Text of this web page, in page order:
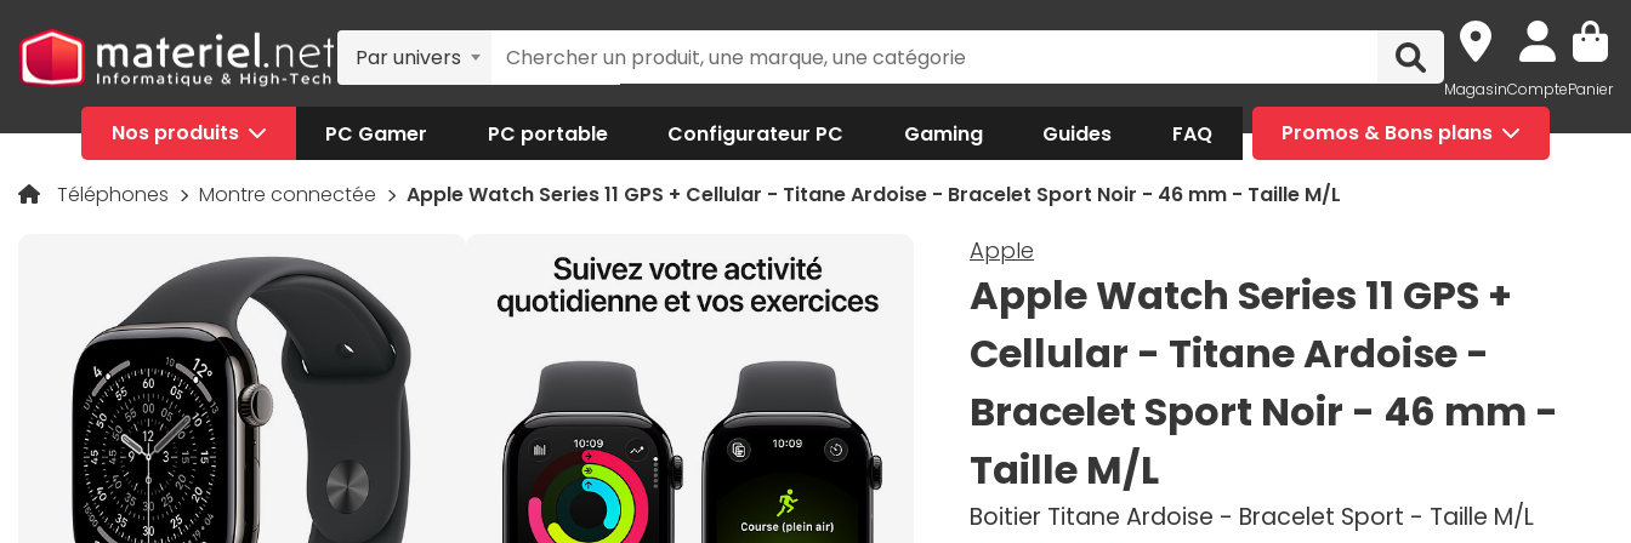
Par univers
MagasinComptePanier
Nos produits PC Gamer PC portable Configurateur PC Gaming Guides FAQ Promos & Bons plans
Téléphones Montre connectée Apple Watch Series 11 GPS + Cellular - Titane Ardoise - Bracelet Sport Noir - 46 mm - Taille M/L
Apple
Apple Watch Series 11 GPS +
Cellular - Titane Ardoise -
Bracelet Sport Noir - 46 mm -
Taille M/L
Boitier Titane Ardoise - Bracelet Sport - Taille M/L